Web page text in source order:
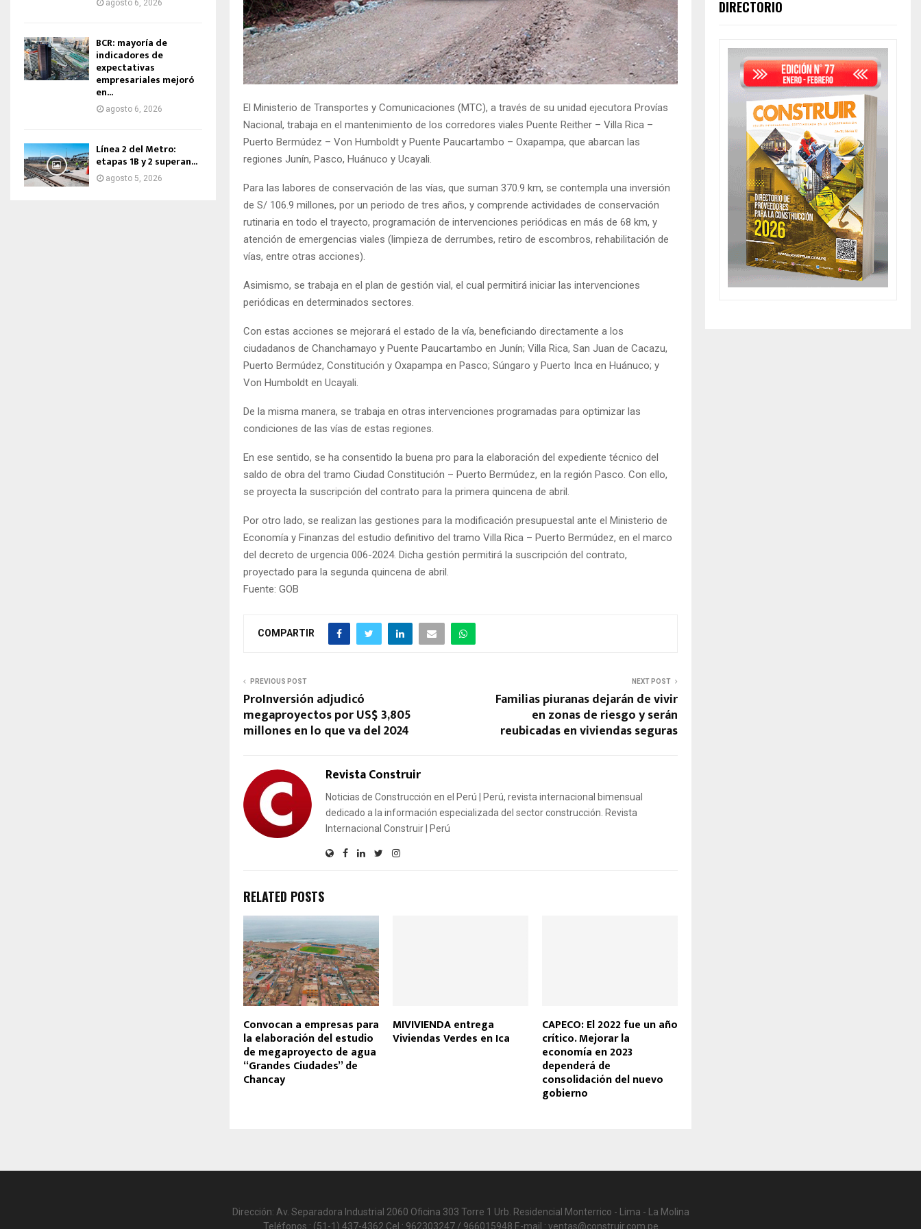
El Ministerio de Transportes y Comunicaciones (MTC), a través de su unidad ejecutora Provías
Nacional, trabaja en el mantenimiento de los corredores viales Puente Reither – Villa Rica –
Puerto Bermúdez – Von Humboldt y Puente Paucartambo – Oxapampa, que abarcan las
regiones Junín, Pasco, Huánuco y Ucayali.
Para las labores de conservación de las vías, que suman 370.9 km, se contempla una inversión
de S/ 106.9 millones, por un periodo de tres años, y comprende actividades de conservación
rutinaria en todo el trayecto, programación de intervenciones periódicas en más de 68 km, y
atención de emergencias viales (limpieza de derrumbes, retiro de escombros, rehabilitación de
vías, entre otras acciones).
Asimismo, se trabaja en el plan de gestión vial, el cual permitirá iniciar las intervenciones
periódicas en determinados sectores.
Con estas acciones se mejorará el estado de la vía, beneficiando directamente a los
ciudadanos de Chanchamayo y Puente Paucartambo en Junín; Villa Rica, San Juan de Cacazu,
Puerto Bermúdez, Constitución y Oxapampa en Pasco; Súngaro y Puerto Inca en Huánuco; y
Von Humboldt en Ucayali.
De la misma manera, se trabaja en otras intervenciones programadas para optimizar las
condiciones de las vías de estas regiones.
En ese sentido, se ha consentido la buena pro para la elaboración del expediente técnico del
saldo de obra del tramo Ciudad Constitución – Puerto Bermúdez, en la región Pasco. Con ello,
se proyecta la suscripción del contrato para la primera quincena de abril.
Por otro lado, se realizan las gestiones para la modificación presupuestal ante el Ministerio de
Economía y Finanzas del estudio definitivo del tramo Villa Rica – Puerto Bermúdez, en el marco
del decreto de urgencia 006-2024. Dicha gestión permitirá la suscripción del contrato,
proyectado para la segunda quincena de abril.
Fuente: GOB
COMPARTIR
PREVIOUS POST
ProInversión adjudicó
megaproyectos por US$ 3,805
millones en lo que va del 2024
NEXT POST
Familias piuranas dejarán de vivir
en zonas de riesgo y serán
reubicadas en viviendas seguras
Revista Construir
Noticias de Construcción en el Perú | Perú, revista internacional bimensual
dedicado a la información especializada del sector construcción. Revista
Internacional Construir | Perú
RELATED POSTS
Convocan a empresas para
la elaboración del estudio
de megaproyecto de agua
“Grandes Ciudades” de
Chancay
MIVIVIENDA entrega
Viviendas Verdes en Ica
CAPECO: El 2022 fue un año
crítico. Mejorar la
economía en 2023
dependerá de
consolidación del nuevo
gobierno
agosto 6, 2026
BCR: mayoría de
indicadores de
expectativas
empresariales mejoró
en...
agosto 6, 2026
Línea 2 del Metro:
etapas 1B y 2 superan...
agosto 5, 2026
DIRECTORIO
Dirección: Av. Separadora Industrial 2060 Oficina 303 Torre 1 Urb. Residencial Monterrico - Lima - La Molina
Teléfonos.: (51-1) 437-4362 Cel.: 962303247 / 966015948 E-mail.: ventas@construir.com.pe